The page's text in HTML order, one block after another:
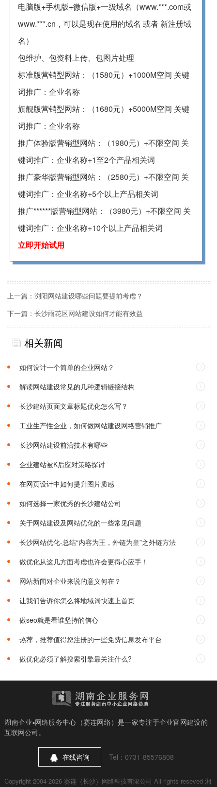
电脑版+手机版+微信版+一级域名（www.***.com或
www.***.cn，可以是现在使用的域名 或者 新注册域
名）
包维护、包资料上传、包图片处理
标准版营销型网站：（1580元）+1000M空间 关键
词推广：企业名称
旗舰版营销型网站：（1680元）+5000M空间 关键
词推广：企业名称
推广体验版营销型网站：（1980元）+不限空间 关
键词推广：企业名称+1至2个产品相关词
推广豪华版营销型网站：（2580元）+不限空间 关
键词推广：企业名称+5个以上产品相关词
推广******版营销型网站：（3980元）+不限空间 关
键词推广：企业名称+10个以上产品相关词
立即开始试用
上一篇： 浏阳网站建设哪些问题要提前考虑？
下一篇： 长沙雨花区网站建设如何才能有效益
相关新闻
如何设计一个简单的企业网站？
解读网站建设常见的几种逻辑链接结构
长沙建站页面文章标题优化怎么写？
工业生产性企业，如何做网站建设网络营销推广
长沙网站建设前沿技术有哪些
企业建站被K后应对策略探讨
在网页设计中如何提升图片质感
如何选择一家优秀的长沙建站公司‌
关于网站建设及网站优化的一些常见问题
长沙网站优化-总结“内容为王，外链为皇”之外链方法
做优化从这几方面考虑也许会更得心应手！
网站新闻对企业来说的意义何在？
让我们告诉你怎么将地域词快速上首页
做seo就是看谁坚持的信心
热荐，推荐值得您注册的一些免费信息发布平台
做优化必须了解搜索引擎最关注什么?
湖南企业▪网络服务中心（赛连网络）是一家专注于企业官网建设的
互联网公司。
在线咨询 Tel：0731-85576808
Copyright 2004-2026 赛连（长沙）网络科技有限公司 All rights reseved湘